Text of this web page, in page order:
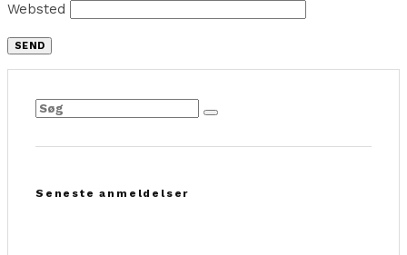
Websted
Seneste anmeldelser